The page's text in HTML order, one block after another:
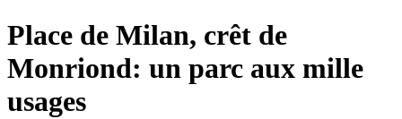
Place de Milan, crêt de
Monriond: un parc aux mille
usages